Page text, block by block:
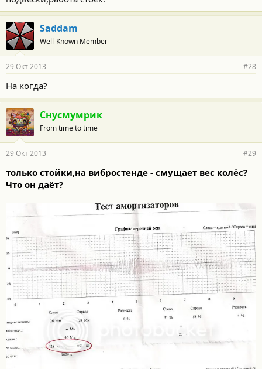
Saddam
Well-Known Member
29 Окт 2013 #28
На когда?
Снусмумрик
From time to time
29 Окт 2013 #29
только стойки,на вибростенде - смущает вес колёс?
Что он даёт?